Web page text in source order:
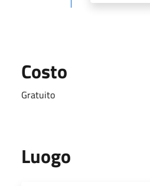
Costo
Gratuito
Luogo